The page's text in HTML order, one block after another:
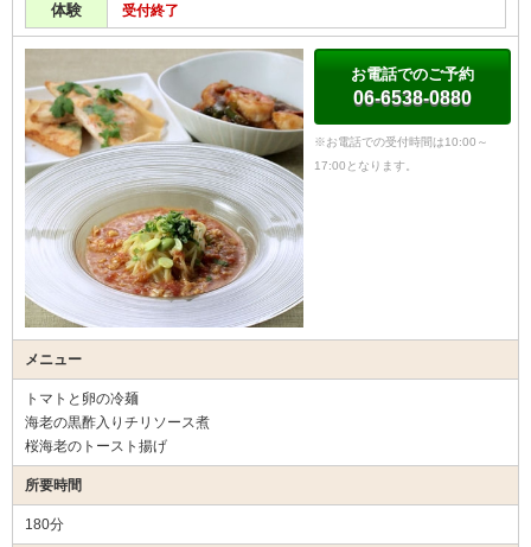
体験 受付終了
お電話でのご予約
06-6538-0880
※お電話での受付時間は10:00～
17:00となります。
メニュー
トマトと卵の冷麺
海老の黒酢入りチリソース煮
桜海老のトースト揚げ
所要時間
180分